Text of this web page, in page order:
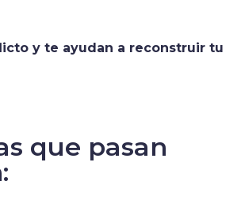
y te ayudan a reconstruir tu
que pasan